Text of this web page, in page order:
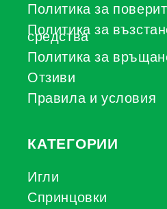
Политика за
Политика за
средства
Политика за
Отзиви
Правила и условия
КАТЕГОРИИ
Игли
Спринцовки